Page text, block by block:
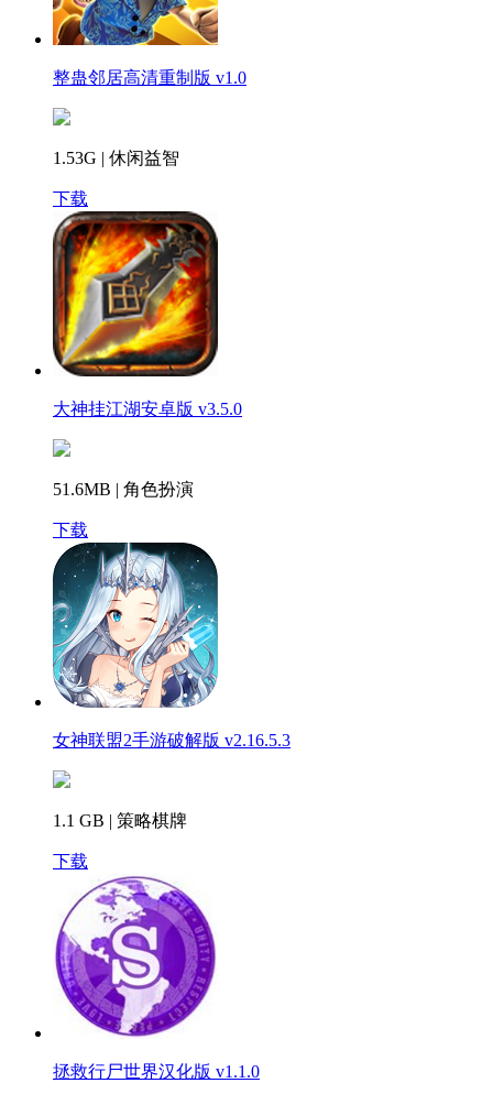
整蛊邻居高清重制版 v1.0
1.53G | 休闲益智
下载
大神挂江湖安卓版 v3.5.0
51.6MB | 角色扮演
下载
女神联盟2手游破解版 v2.16.5.3
1.1 GB | 策略棋牌
下载
拯救行尸世界汉化版 v1.1.0